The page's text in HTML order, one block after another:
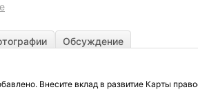
Обсуждение
Внесите вклад в развитие Карты